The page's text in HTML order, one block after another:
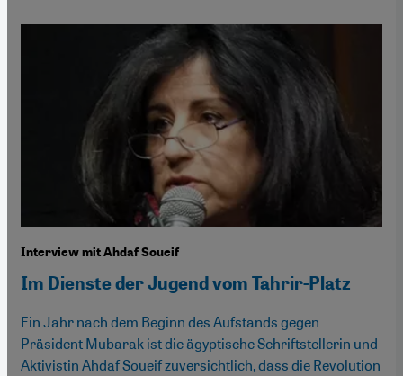
Interview mit Ahdaf Soueif
Im Dienste der Jugend vom Tahrir-Platz
Ein Jahr nach dem Beginn des Aufstands gegen
Präsident Mubarak ist die ägyptische Schriftstellerin und
Aktivistin Ahdaf Soueif zuversichtlich, dass die Revolution